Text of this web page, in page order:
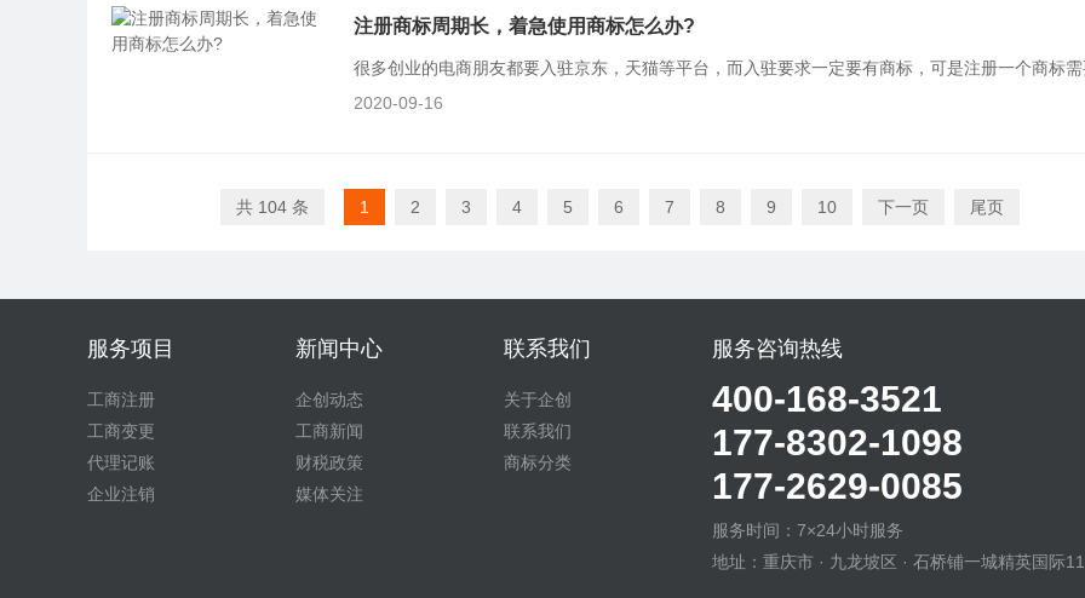
注册商标周期长，着急使用商标怎么办?
很多创业的电商朋友都要入驻京东，天猫等平台，而入驻要求一定要有商标，可是注册一个商标需
半年，该如何是好?我们可以采取购买商标的方法，……...
2020-09-16
共 104 条 1 2 3 4 5 6 7 8 9 10 下一页 尾页
服务项目
工商注册
工商变更
代理记账
企业注销
新闻中心
企创动态
工商新闻
财税政策
媒体关注
联系我们
关于企创
联系我们
商标分类
服务咨询热线
400-168-3521
177-8302-1098
177-2629-0085
服务时间：7×24小时服务
地址：重庆市 · 九龙坡区 · 石桥铺一城精英国际